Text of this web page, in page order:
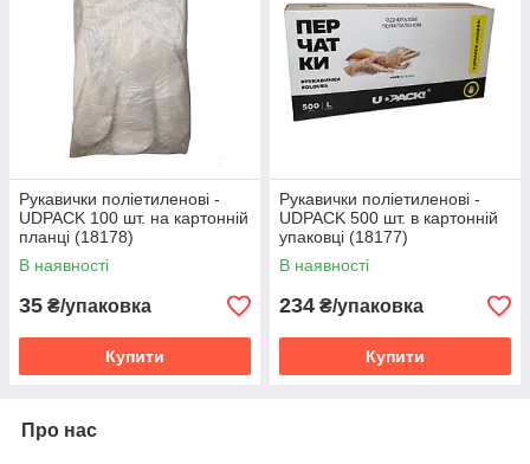
Рукавички поліетиленові -
UDPACK 100 шт. на картонній
планці (18178)
В наявності
35 ₴/упаковка
Купити
Рукавички поліетиленові -
UDPACK 500 шт. в картонній
упаковці (18177)
В наявності
234 ₴/упаковка
Купити
Про нас